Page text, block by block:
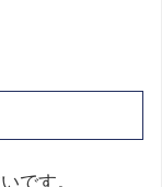
です。